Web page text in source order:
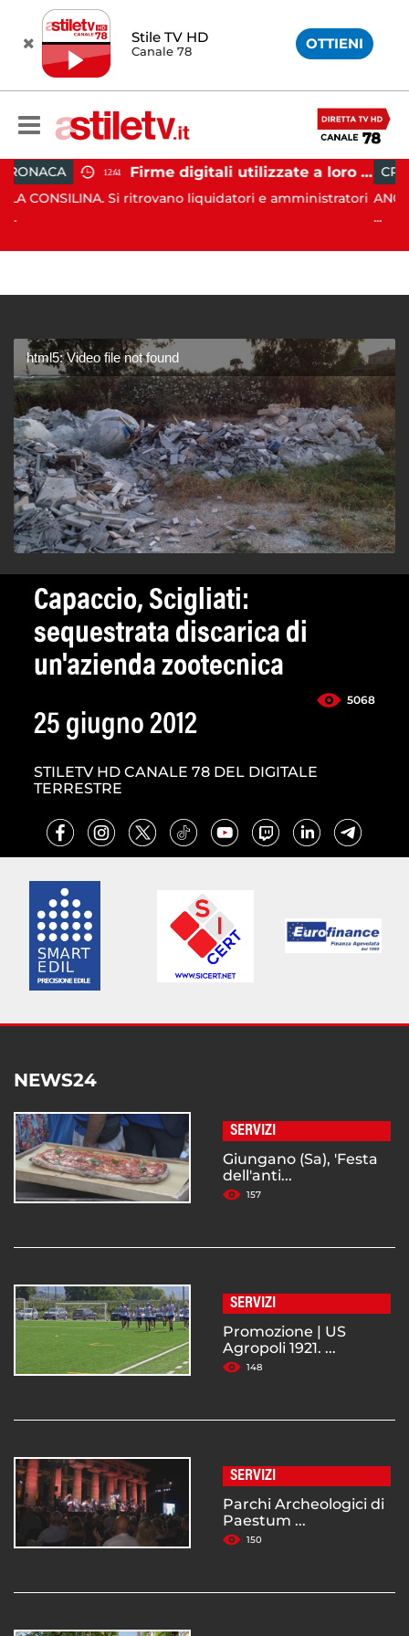
Stile TV HD
Canale 78 OTTIENI
12:41 Firme digitali utilizzate a loro insaputa: 9 indagati nel Vallo di Diano
Si ritrovano liquidatori e amministratori
CRONACA 11:39
ANGRI. In data 6
html5: Video file not found
Capaccio, Scigliati:
sequestrata discarica di
un'azienda zootecnica
5068
25 giugno 2012
STILETV HD CANALE 78 DEL DIGITALE
TERRESTRE
NEWS24
SERVIZI
Giungano (Sa), 'Festa
dell'anti...
157
SERVIZI
Promozione | US
Agropoli 1921. ...
148
SERVIZI
Parchi Archeologici di
Paestum ...
150